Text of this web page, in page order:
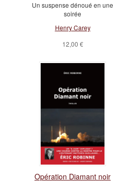
Un suspense dénoué en une
soirée
Henry Carey
12,00 €
Opération Diamant noir